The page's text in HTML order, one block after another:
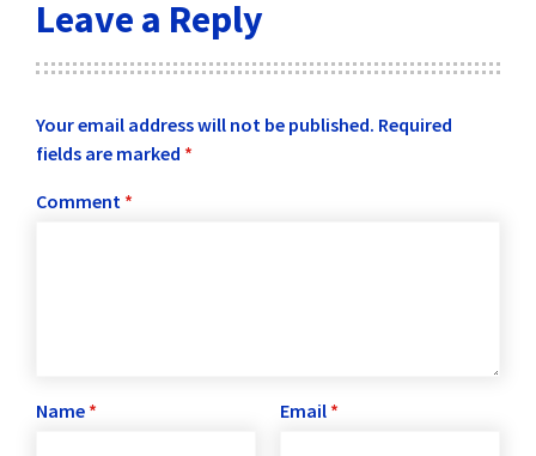
Leave a Reply
Your email address will not be published. Required
fields are marked *
Comment *
Name * Email *